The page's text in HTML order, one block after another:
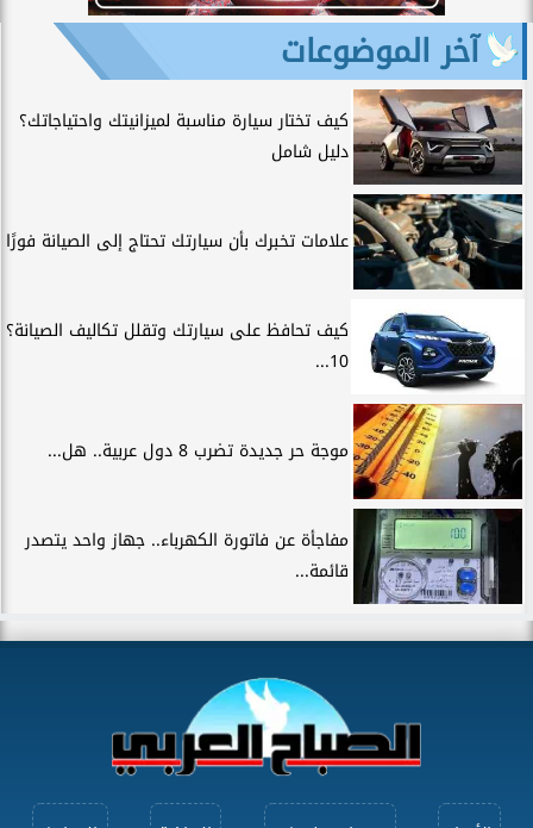
آخر الموضوعات
كيف تختار سيارة مناسبة لميزانيتك واحتياجاتك؟
دليل شامل
علامات تخبرك بأن سيارتك تحتاج إلى الصيانة فورًا
كيف تحافظ على سيارتك وتقلل تكاليف الصيانة؟
10...
موجة حر جديدة تضرب 8 دول عربية.. هل...
مفاجأة عن فاتورة الكهرباء.. جهاز واحد يتصدر
قائمة...